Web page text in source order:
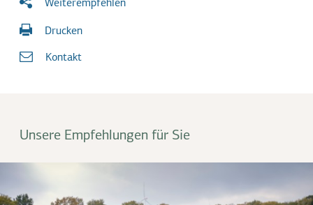
Weiterempfehlen
Drucken
Kontakt
Unsere Empfehlungen für Sie